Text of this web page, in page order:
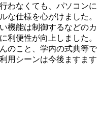
わなくても、パソコンに
な仕様を心がけました。
機能は制御するなどのカ
利便性が向上しました。
のこと、学内の式典等で
用シーンは今後ますます